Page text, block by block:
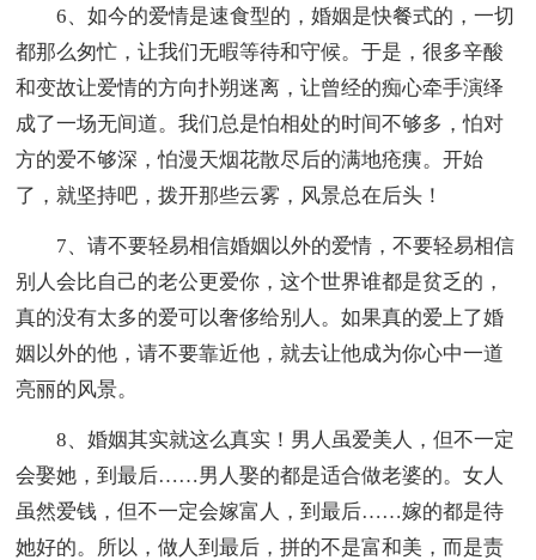
6、如今的爱情是速食型的，婚姻是快餐式的，一切
都那么匆忙，让我们无暇等待和守候。于是，很多辛酸
和变故让爱情的方向扑朔迷离，让曾经的痴心牵手演绎
成了一场无间道。我们总是怕相处的时间不够多，怕对
方的爱不够深，怕漫天烟花散尽后的满地疮痍。开始
了，就坚持吧，拨开那些云雾，风景总在后头！
7、请不要轻易相信婚姻以外的爱情，不要轻易相信
别人会比自己的老公更爱你，这个世界谁都是贫乏的，
真的没有太多的爱可以奢侈给别人。如果真的爱上了婚
姻以外的他，请不要靠近他，就去让他成为你心中一道
亮丽的风景。
8、婚姻其实就这么真实！男人虽爱美人，但不一定
会娶她，到最后……男人娶的都是适合做老婆的。女人
虽然爱钱，但不一定会嫁富人，到最后……嫁的都是待
她好的。所以，做人到最后，拼的不是富和美，而是责